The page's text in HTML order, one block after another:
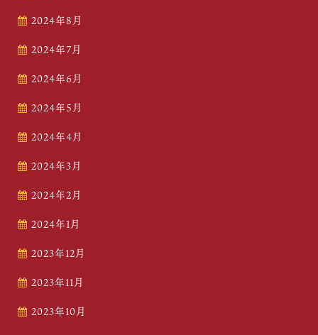
2024年8月
2024年7月
2024年6月
2024年5月
2024年4月
2024年3月
2024年2月
2024年1月
2023年12月
2023年11月
2023年10月